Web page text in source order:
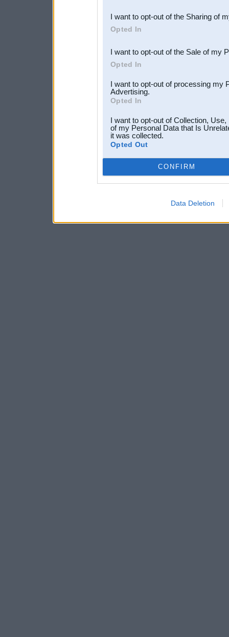
Downstream Participants
third parties.
I want to opt-out of the Sharing of
Opted In
I want to opt-out of the Sale of my
Opted In
I want to opt-out of processing my
Advertising.
Opted In
I want to opt-out of Collection,
of my Personal Data that Is
it was collected.
Opted Out
CONFIRM
Data Deletion